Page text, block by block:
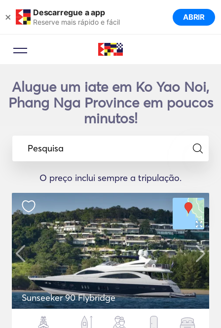
× Descarregue a app
Reserve mais rápido e fácil ABRIR
Alugue um iate em Ko Yao Noi,
Phang Nga Province em poucos
minutos!
Pesquisa
O preço inclui sempre a tripulação.
Sunseeker 90 Flybridge